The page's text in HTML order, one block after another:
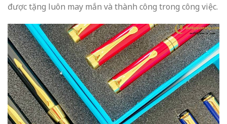
được tặng luôn may mắn và thành công trong công việc.